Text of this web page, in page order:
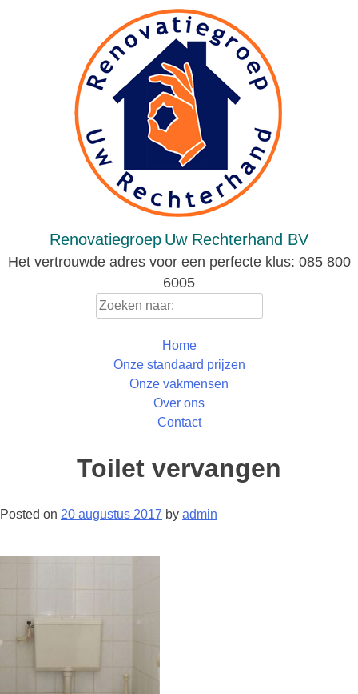
Renovatiegroep Uw Rechterhand BV
Het vertrouwde adres voor een perfecte klus: 085 800
6005
Home
Onze standaard prijzen
Onze vakmensen
Over ons
Contact
Toilet vervangen
Posted on 20 augustus 2017 by admin